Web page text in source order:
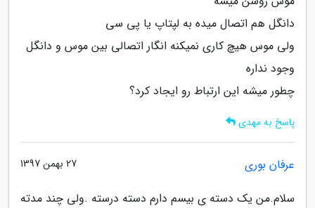
دانگل هم اتصال میده به لپتاپ یا پی سی
ولی موس هیچ کاری نمیکنه انگار اتصالی بین موس و دانگل
وجود نداره
چطور میشه این ارتباط رو ایجاد کرد؟
پاسخ به مهدی
عرفان بوری 27 بهمن 1397
سلام.من یک دسته ی بیسم دارم دسته درسته .ولی چند مدته